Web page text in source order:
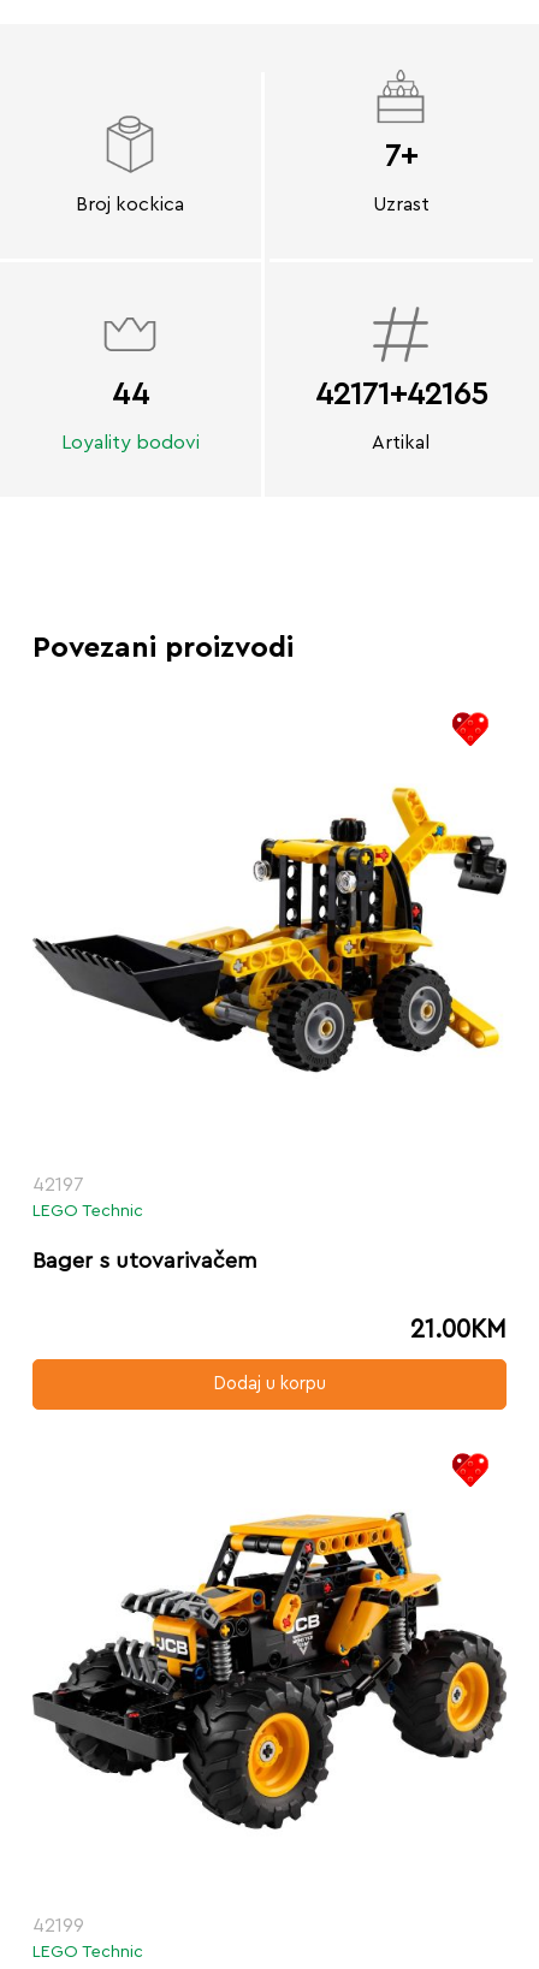
Broj kockica
7+
Uzrast
44
Loyality bodovi
42171+42165
Artikal
Povezani proizvodi
42197
LEGO Technic
Bager s utovarivačem
21.00KM
Dodaj u korpu
42199
LEGO Technic